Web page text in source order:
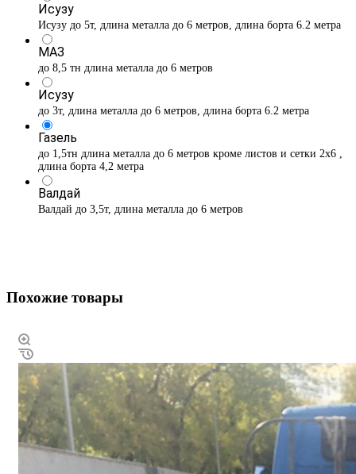
Исузу
Исузу до 5т, длина металла до 6 метров, длина борта 6.2 метра
МАЗ
до 8,5 тн длина металла до 6 метров
Исузу
до 3т, длина металла до 6 метров, длина борта 6.2 метра
Газель
до 1,5тн длина металла до 6 метров кроме листов и сетки 2х6 ,
длина борта 4,2 метра
Валдай
Валдай до 3,5т, длина металла до 6 метров
Похожие товары